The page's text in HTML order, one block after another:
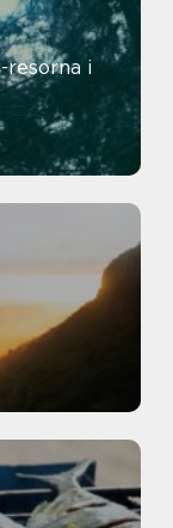
resorna i